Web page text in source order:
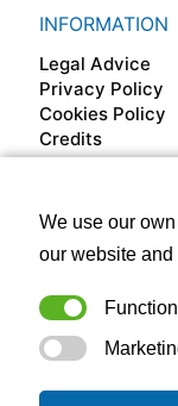
We use our
our website and
INFORMATION
Legal Advice
Privacy Policy
Cookies Policy
Credits
FOLLOW US